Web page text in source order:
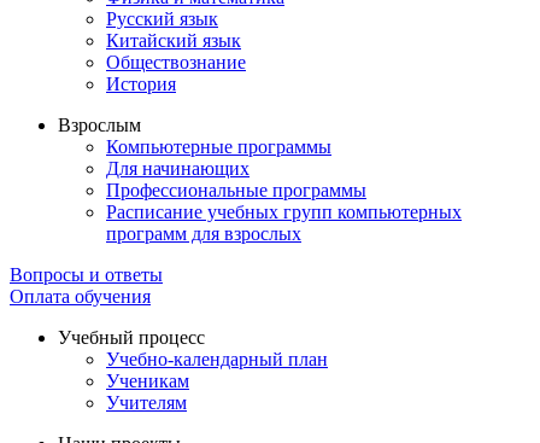
Русский язык
Китайский язык
Обществознание
История
Взрослым
Компьютерные программы
Для начинающих
Профессиональные программы
Расписание учебных групп компьютерных
программ для взрослых
Вопросы и ответы
Оплата обучения
Учебный процесс
Учебно-календарный план
Ученикам
Учителям